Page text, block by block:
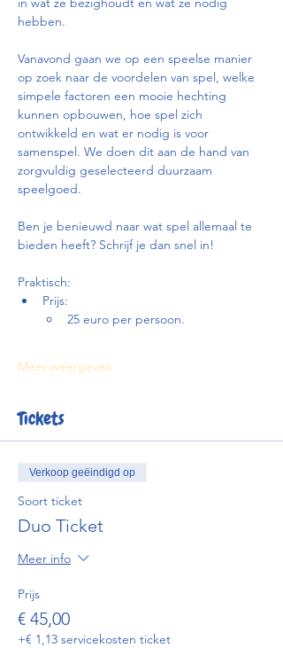
hebben.
Vanavond gaan we op een speelse manier
op zoek naar de voordelen van spel, welke
simpele factoren een mooie hechting
kunnen opbouwen, hoe spel zich
ontwikkeld en wat er nodig is voor
samenspel. We doen dit aan de hand van
zorgvuldig geselecteerd duurzaam
speelgoed.
Ben je benieuwd naar wat spel allemaal te
bieden heeft? Schrijf je dan snel in!
Praktisch:
Prijs:
25 euro per persoon.
Meer weergeven
Tickets
Verkoop geëindigd op
Soort ticket
Duo Ticket
Meer info
Prijs
€ 45,00
+€ 1,13 servicekosten ticket